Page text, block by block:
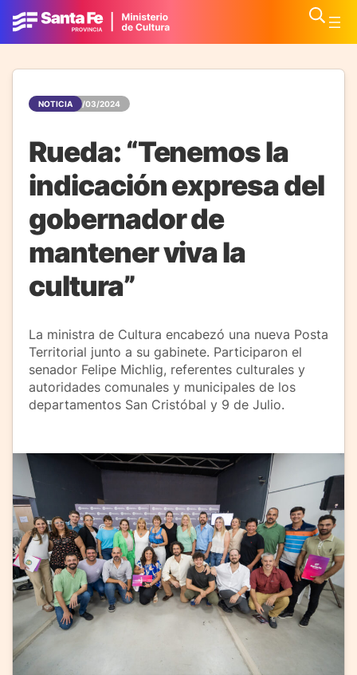
NOTICIA 13/03/2024
Rueda: “Tenemos la
indicación expresa del
gobernador de
mantener viva la
cultura”
La ministra de Cultura encabezó una nueva Posta
Territorial junto a su gabinete. Participaron el
senador Felipe Michlig, referentes culturales y
autoridades comunales y municipales de los
departamentos San Cristóbal y 9 de Julio.